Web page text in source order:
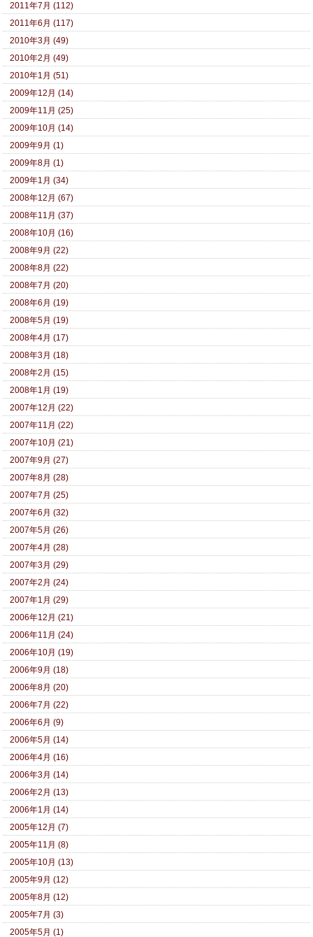
2011年7月 (112)
2011年6月 (117)
2010年3月 (49)
2010年2月 (49)
2010年1月 (51)
2009年12月 (14)
2009年11月 (25)
2009年10月 (14)
2009年9月 (1)
2009年8月 (1)
2009年1月 (34)
2008年12月 (67)
2008年11月 (37)
2008年10月 (16)
2008年9月 (22)
2008年8月 (22)
2008年7月 (20)
2008年6月 (19)
2008年5月 (19)
2008年4月 (17)
2008年3月 (18)
2008年2月 (15)
2008年1月 (19)
2007年12月 (22)
2007年11月 (22)
2007年10月 (21)
2007年9月 (27)
2007年8月 (28)
2007年7月 (25)
2007年6月 (32)
2007年5月 (26)
2007年4月 (28)
2007年3月 (29)
2007年2月 (24)
2007年1月 (29)
2006年12月 (21)
2006年11月 (24)
2006年10月 (19)
2006年9月 (18)
2006年8月 (20)
2006年7月 (22)
2006年6月 (9)
2006年5月 (14)
2006年4月 (16)
2006年3月 (14)
2006年2月 (13)
2006年1月 (14)
2005年12月 (7)
2005年11月 (8)
2005年10月 (13)
2005年9月 (12)
2005年8月 (12)
2005年7月 (3)
2005年5月 (1)